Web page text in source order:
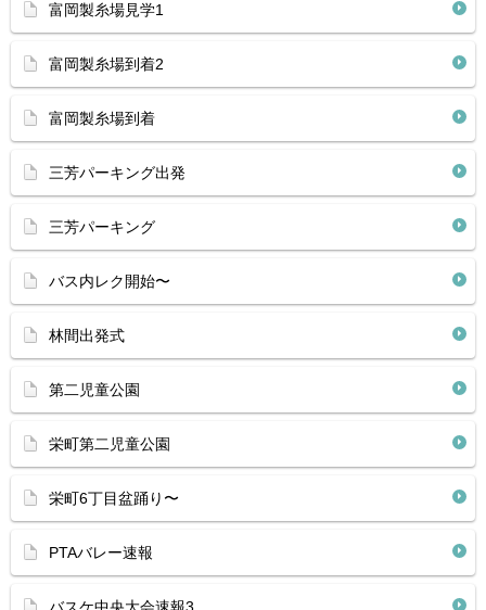
富岡製糸場見学1
富岡製糸場到着2
富岡製糸場到着
三芳パーキング出発
三芳パーキング
バス内レク開始〜
林間出発式
第二児童公園
栄町第二児童公園
栄町6丁目盆踊り〜
PTAバレー速報